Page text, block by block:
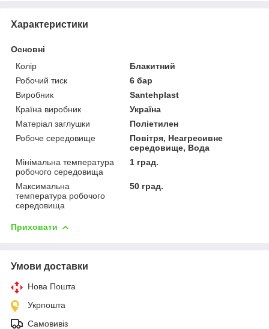
Характеристики
Основні
Колір
Блакитний
Робочий тиск
6 бар
Виробник
Santehplast
Країна виробник
Україна
Матеріал заглушки
Поліетилен
Робоче середовище
Повітря, Неагресивне
середовище, Вода
Мінімальна температура
робочого середовища
1 град.
Максимальна
температура робочого
середовища
50 град.
Приховати
Умови доставки
Нова Пошта
Укрпошта
Самовивіз